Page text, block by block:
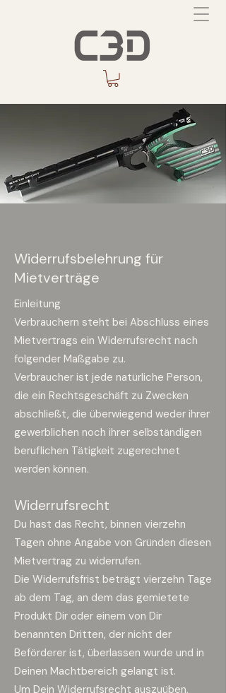
Widerrufsbelehrung für
Mietverträge
Einleitung
Verbrauchern steht bei Abschluss eines
Mietvertrags ein Widerrufsrecht nach
folgender Maßgabe zu.
Verbraucher ist jede natürliche Person,
die ein Rechtsgeschäft zu Zwecken
abschließt, die überwiegend weder ihrer
gewerblichen noch ihrer selbständigen
beruflichen Tätigkeit zugerechnet
werden können.
Widerrufsrecht
Du hast das Recht, binnen vierzehn
Tagen ohne Angabe von Gründen diesen
Mietvertrag zu widerrufen.
Die Widerrufsfrist beträgt vierzehn Tage
ab dem Tag, an dem das gemietete
Produkt Dir oder einem von Dir
benannten Dritten, der nicht der
Beförderer ist, überlassen wurde und in
Deinen Machtbereich gelangt ist.
Um Dein Widerrufsrecht auszuüben,